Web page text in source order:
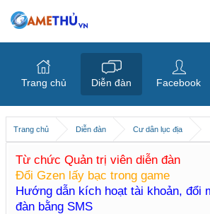
Trang chủ Diễn đàn Cư dân lục địa
Từ chức Quản trị viên diễn đàn
Đổi Gzen lấy bạc trong game
Hướng dẫn kích hoạt tài khoản, đổi
đàn bằng SMS
Trang chủ Diễn đàn Facebook